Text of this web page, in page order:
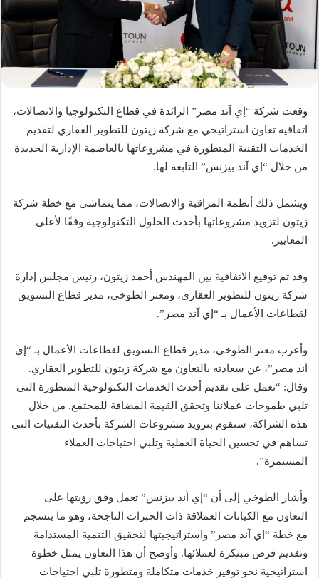
وقعت شركة “إي آند مصر” الرائدة في قطاع التكنولوجيا والاتصالات،
اتفاقية تعاون استراتيجي مع شركة زيتون للتطوير العقاري لتقديم
الخدمات التقنية المتطورة في مشروعاتها بالعاصمة الإدارية الجديدة
من خلال “إي آند بيزنس” التابعة لها.
ويشمل ذلك أنظمة المراقبة والاتصالات، مما يتماشى مع خطة شركة
زيتون لتزويد مشروعاتها بأحدث الحلول التكنولوجية وفقًا لأعلى
المعايير.
وقد تم توقيع الاتفاقية بين المهندس أحمد زيتون، رئيس مجلس إدارة
شركة زيتون للتطوير العقاري، ومعتز الطوخي، مدير قطاع التسويق
لقطاعات الأعمال بـ “إي آند مصر”.
وأعرب معتز الطوخي، مدير قطاع التسويق لقطاعات الأعمال بـ “إي
آند مصر”، عن سعادته بالتعاون مع شركة زيتون للتطوير العقاري.
وقال: “نعمل على تقديم أحدث الخدمات التكنولوجية المتطورة التي
تلبي طموحات عملائنا وتحقق القيمة المضافة للمجتمع. من خلال
هذه الشراكة، سنقوم بتزويد مشروعات الشركة بأحدث التقنيات التي
تساهم في تحسين الحياة العملية وتلبي احتياجات العملاء
المستمرة”.
وأشار الطوخي إلى أن “إي آند بيزنس” تعمل وفق رؤيتها على
التعاون مع الكيانات العملاقة ذات الخبرات الناجحة، وهو ما ينسجم
مع خطة “إي آند مصر” واستراتيجيتها لتحقيق التنمية المستدامة
وتقديم فرص مبتكرة لعملائها. وأوضح أن هذا التعاون يمثل خطوة
استراتيجية نحو توفير خدمات متكاملة ومتطورة تلبي احتياجات